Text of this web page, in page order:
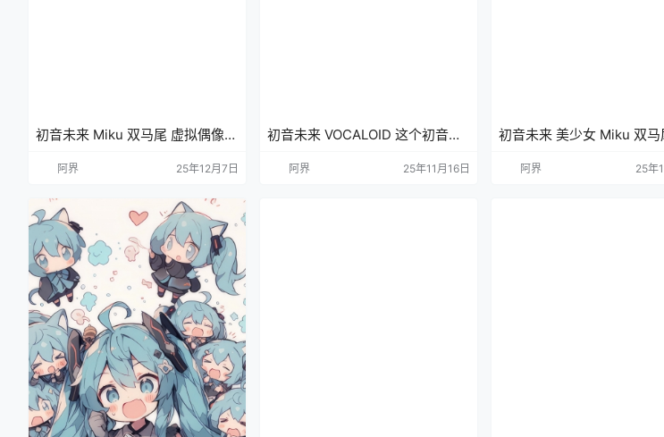
初音未来 Miku 双马尾 虚拟偶像
阿界 25年12月7日
初音未来 VOCALOID 这个初音真
偶像阿界 25年11月16日
初音未来 美少女 Miku 双马
漫壁纸
阿界 25年